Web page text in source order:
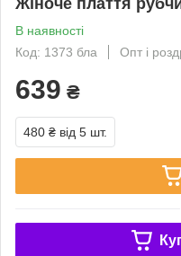
В наявності
Код: 1373 бла
Опт і
639 ₴
480 ₴ від 5 шт.